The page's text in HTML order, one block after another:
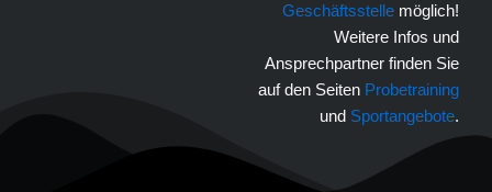
Geschäftsstelle möglich!
Weitere Infos und
Ansprechpartner finden Sie
auf den Seiten Probetraining
und Sportangebote.